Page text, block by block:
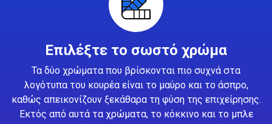
Επιλέξτε το σωστό χρώμα
Τα δύο χρώματα που βρίσκονται πιο συχνά στα
λογότυπα του κουρέα είναι το μαύρο και το άσπρο,
καθώς απεικονίζουν ξεκάθαρα τη φύση της επιχείρησης.
Εκτός από αυτά τα χρώματα, το κόκκινο και το μπλε